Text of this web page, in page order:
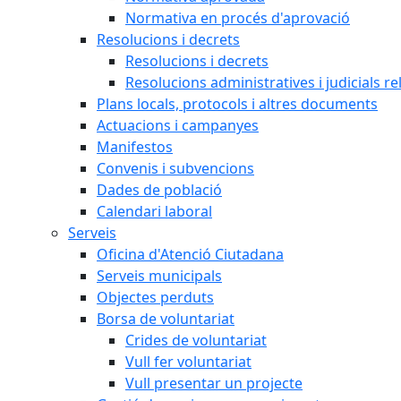
Normativa en procés d'aprovació
Resolucions i decrets
Resolucions i decrets
Resolucions administratives i judicials
Plans locals, protocols i altres documents
Actuacions i campanyes
Manifestos
Convenis i subvencions
Dades de població
Calendari laboral
Serveis
Oficina d'Atenció Ciutadana
Serveis municipals
Objectes perduts
Borsa de voluntariat
Crides de voluntariat
Vull fer voluntariat
Vull presentar un projecte